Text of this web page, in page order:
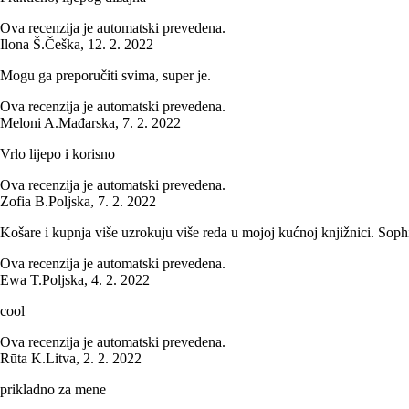
Ova recenzija je automatski prevedena.
Ilona Š.Češka, 12. 2. 2022
Mogu ga preporučiti svima, super je.
Ova recenzija je automatski prevedena.
Meloni A.Mađarska, 7. 2. 2022
Vrlo lijepo i korisno
Ova recenzija je automatski prevedena.
Zofia B.Poljska, 7. 2. 2022
Košare i kupnja više uzrokuju više reda u mojoj kućnoj knjižnici.
Ova recenzija je automatski prevedena.
Ewa T.Poljska, 4. 2. 2022
cool
Ova recenzija je automatski prevedena.
Rūta K.Litva, 2. 2. 2022
prikladno za mene